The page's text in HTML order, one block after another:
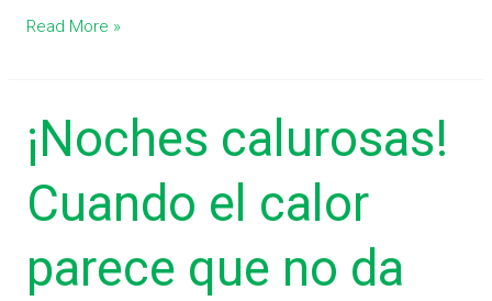
Read More »
¡Noches calurosas!
Cuando el calor
parece que no da
¡Noches
calurosas!
el
parece
que